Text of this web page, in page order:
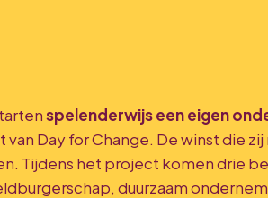
spelenderwijs een eigen
Day for Change. De winst die zij
Tijdens het project komen drie
duurzaam